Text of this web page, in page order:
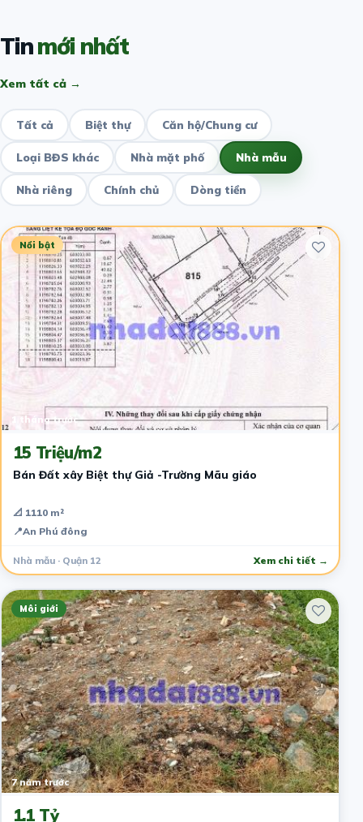
Tinmới nhất
Xem tất cả →
Tất cả Biệt thự Căn hộ/Chung cư
Loại BĐS khác Nhà mặt phố Nhà mẫu
Nhà riêng Chính chủ Dòng tiền
Nổi bật
1 tháng trước
15 Triệu/m2
Bán Đất xây Biệt thự Giả -Trường Mãu giáo
📐 1110 m²
📍An Phú đông
Nhà mẫu · Quận 12 Xem chi tiết →
Môi giới
7 năm trước
1.1 Tỷ